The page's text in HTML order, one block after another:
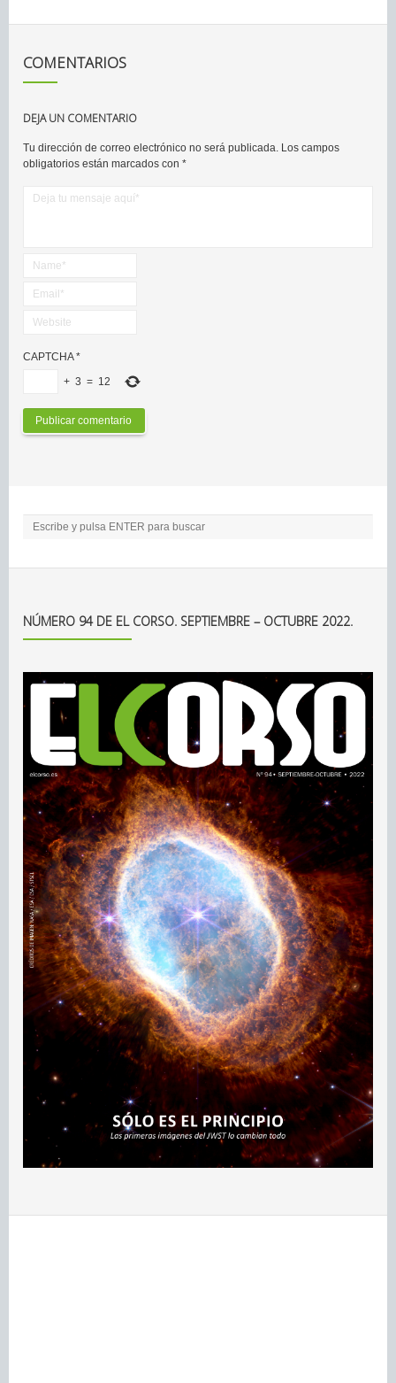
COMENTARIOS
DEJA UN COMENTARIO
Tu dirección de correo electrónico no será publicada. Los campos
obligatorios están marcados con *
CAPTCHA*
+ 3 = 12
NÚMERO 94 DE EL CORSO. SEPTIEMBRE – OCTUBRE 2022.